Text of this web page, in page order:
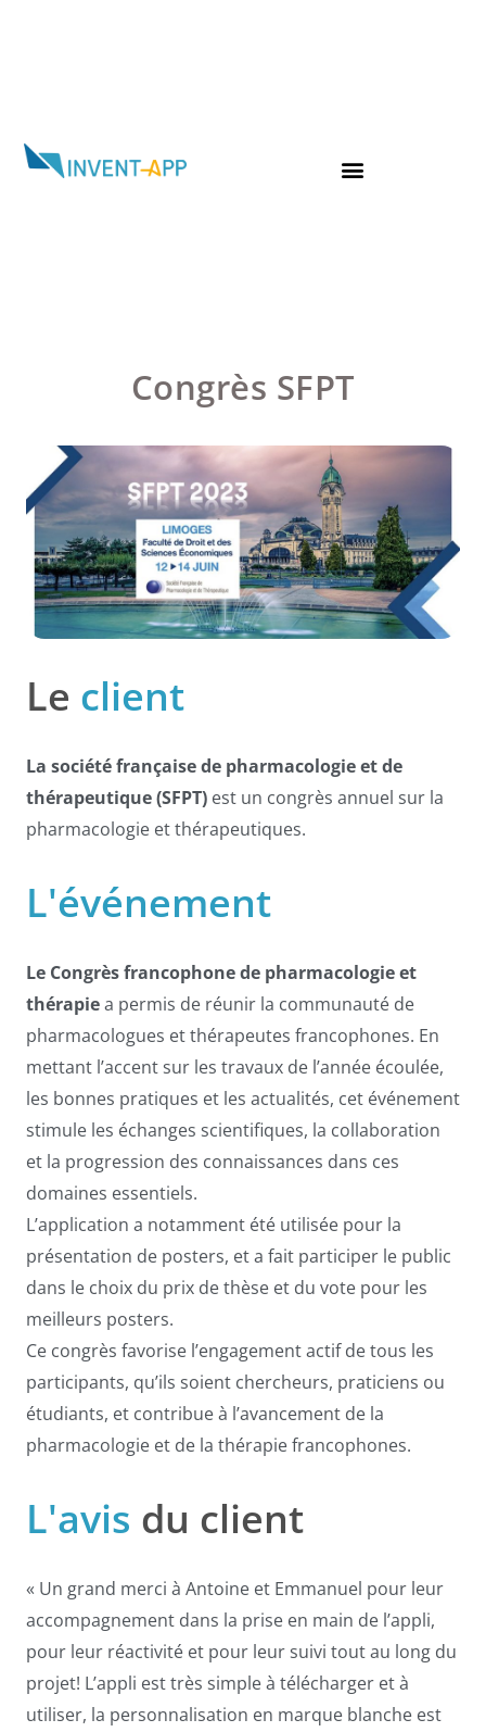
Congrès SFPT
Le client
La société française de pharmacologie et de
thérapeutique (SFPT) est un congrès annuel sur la
pharmacologie et thérapeutiques.
L'événement
Le Congrès francophone de pharmacologie et
thérapiea permis de réunir la communauté de
pharmacologues et thérapeutes francophones. En
mettant l’accent sur les travaux de l’année écoulée,
les bonnes pratiques et les actualités, cet événement
stimule les échanges scientifiques, la collaboration
et la progression des connaissances dans ces
domaines essentiels.
L’application a notamment été utilisée pour la
présentation de posters, et a fait participer le public
dans le choix du prix de thèse et du vote pour les
meilleurs posters.
Ce congrès favorise l’engagement actif de tous les
participants, qu’ils soient chercheurs, praticiens ou
étudiants, et contribue à l’avancement de la
pharmacologie et de la thérapie francophones.
L'avis du client
« Un grand merci à Antoine et Emmanuel pour leur
accompagnement dans la prise en main de l’appli,
pour leur réactivité et pour leur suivi tout au long du
projet! L’appli est très simple à télécharger et à
utiliser, la personnalisation en marque blanche est